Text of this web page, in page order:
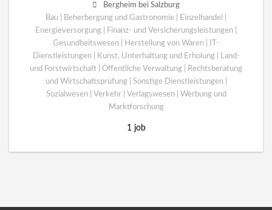
Bergheim bei Salzburg
Bau | Beherbergung und Gastronomie | Einzelhandel |
Energieversorgung | Finanz- und Versicherungsleistungen |
Gesundheitswesen | Herstellung von Waren | IT-
Dienstleistungen | Kunst, Unterhaltung und Erholung | Land-
und Forstwirtschaft | Öffentliche Verwaltung | Rechtsberatung
und Wirtschaftsprüfung | Sonstige Dienstleistungen |
Sozialwesen | Verkehr | Verlagswesen | Werbung und
Marktforschung
1 job